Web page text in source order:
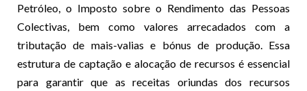
Petróleo, o Imposto sobre o Rendimento das Pessoas
Colectivas, bem como valores arrecadados com a
tributação de mais-valias e bónus de produção. Essa
estrutura de captação e alocação de recursos é essencial
para garantir que as receitas oriundas dos recursos